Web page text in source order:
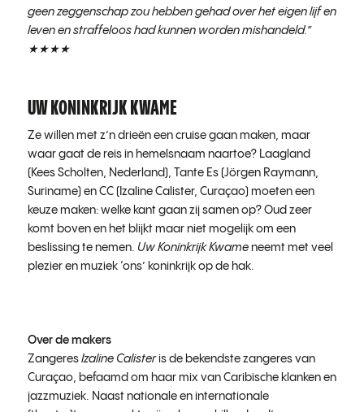
geen zeggenschap zou hebben gehad over het eigen lijf en
leven en straffeloos had kunnen worden mishandeld.”
★★★★
UW KONINKRIJK KWAME
Ze willen met z’n drieën een cruise gaan maken, maar
waar gaat de reis in hemelsnaam naartoe? Laagland
(Kees Scholten, Nederland), Tante Es (Jörgen Raymann,
Suriname) en CC (Izaline Calister, Curaçao) moeten een
keuze maken: welke kant gaan zij samen op? Oud zeer
komt boven en het blijkt maar niet mogelijk om een
beslissing te nemen. Uw Koninkrijk Kwameneemt met veel
plezier en muziek ‘ons’ koninkrijk op de hak.
Over de makers
Zangeres Izaline Calisteris de bekendste zangeres van
Curaçao, befaamd om haar mix van Caribische klanken en
jazzmuziek. Naast nationale en internationale